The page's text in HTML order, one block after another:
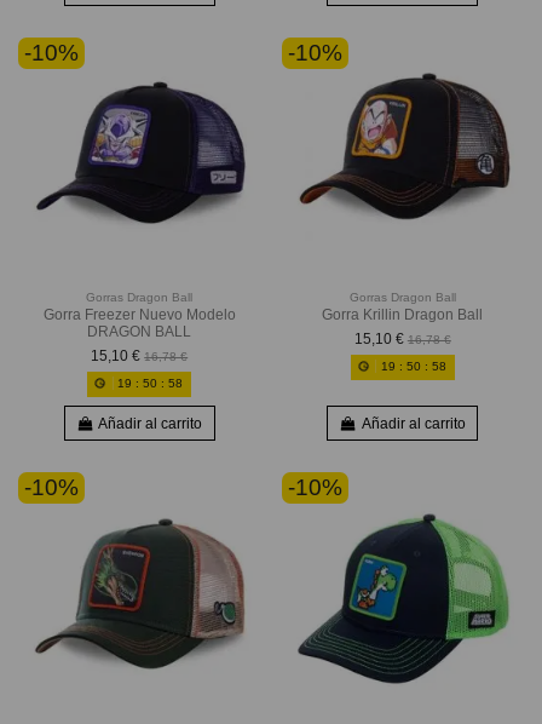
-10%
Gorras Dragon Ball
Gorra Freezer Nuevo Modelo
DRAGON BALL
15,10 € 16,78 €
19 :50 :56
Añadir al carrito
-10%
Gorras Dragon Ball
Gorra Krillin Dragon Ball
15,10 € 16,78 €
19 : 50 : 56
Añadir al carrito
-10% -10%